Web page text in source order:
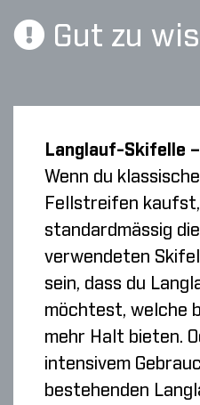
Gut zu
Langlauf-Skifelle
Wenn du
Fellstreifen kaufst,
standardmässig
verwendeten
sein, dass du
möchtest, welche
mehr Halt bieten.
intensivem
bestehenden